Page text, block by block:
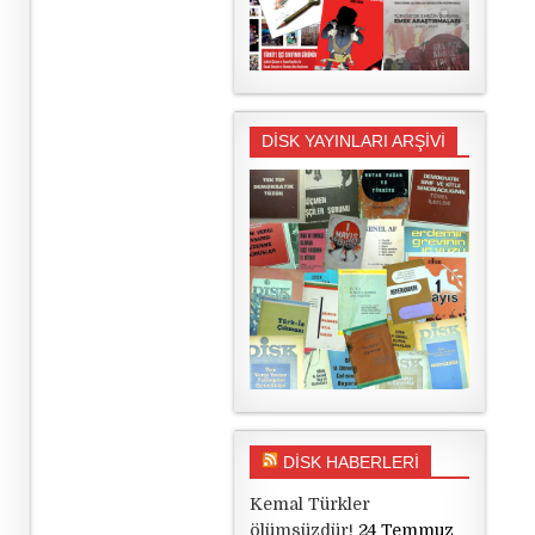
DİSK YAYINLARI ARŞİVİ
DİSK HABERLERİ
Kemal Türkler
ölümsüzdür! 24 Temmuz